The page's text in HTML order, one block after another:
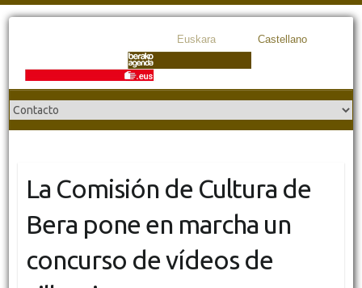
Euskara Castellano
La Comisión de Cultura de
Bera pone en marcha un
concurso de vídeos de